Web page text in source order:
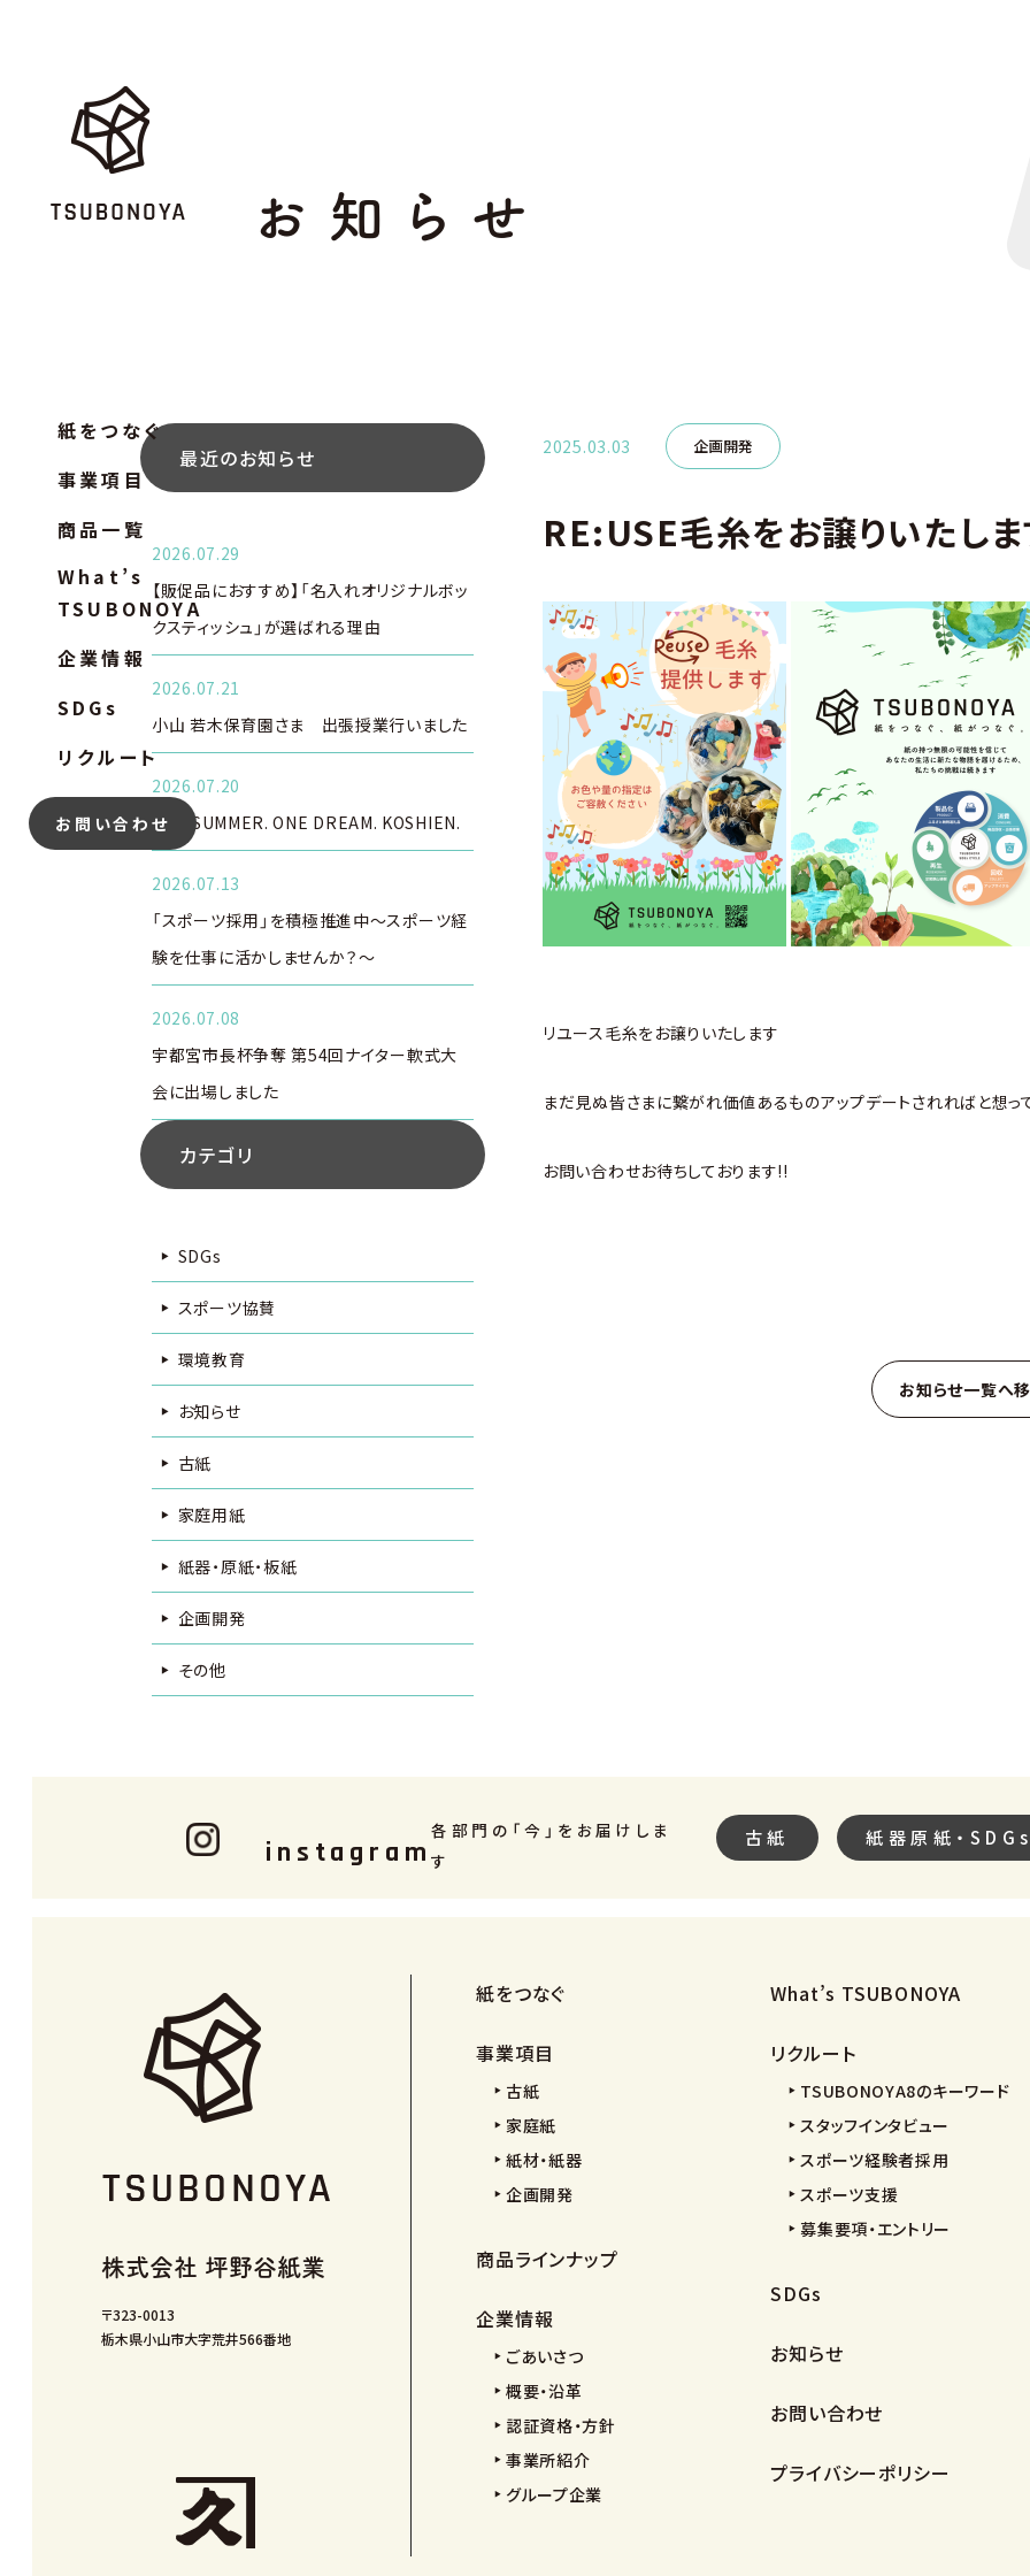
紙をつなぐ
事業項目
商品一覧
What’s
TSUBONOYA
企業情報
SDGs
リクルート
お問い合わせ
お知らせ
最近のお知らせ
2026.07.29
【販促品におすすめ】「名入れオリジナルボッ
クスティッシュ」が選ばれる理由
2026.07.21
小山 若木保育園さま 出張授業行いました
2026.07.20
ONE SUMMER. ONE DREAM. KOSHIEN.
2026.07.13
「スポーツ採用」を積極推進中～スポーツ経
験を仕事に活かしませんか？～
2026.07.08
宇都宮市長杯争奪 第54回ナイター軟式大
会に出場しました
カテゴリ
SDGs
スポーツ協賛
環境教育
お知らせ
古紙
家庭用紙
紙器・原紙・板紙
企画開発
その他
2025.03.03 企画開発
RE:USE毛糸をお譲りいたし
リユース毛糸をお譲りいたします
まだ見ぬ皆さまに繋がれ価値あるものアップデートされればと想っ
お問い合わせお待ちしております!!
お知らせ一覧へ
instagram
各部門の「今」をお届けしま
す
古紙 紙器原紙・
株式会社 坪野谷紙業
〒323-0013
栃木県小山市大字荒井566番地
紙をつなぐ
事業項目
古紙
家庭紙
紙材・紙器
企画開発
商品ラインナップ
企業情報
ごあいさつ
概要・沿革
認証資格・方針
事業所紹介
グループ企業
What’s TSUBONOYA
リクルート
TSUBONOYA8のキーワード
スタッフインタビュー
スポーツ経験者採用
スポーツ支援
募集要項・エントリー
SDGs
お知らせ
お問い合わせ
プライバシーポリシー